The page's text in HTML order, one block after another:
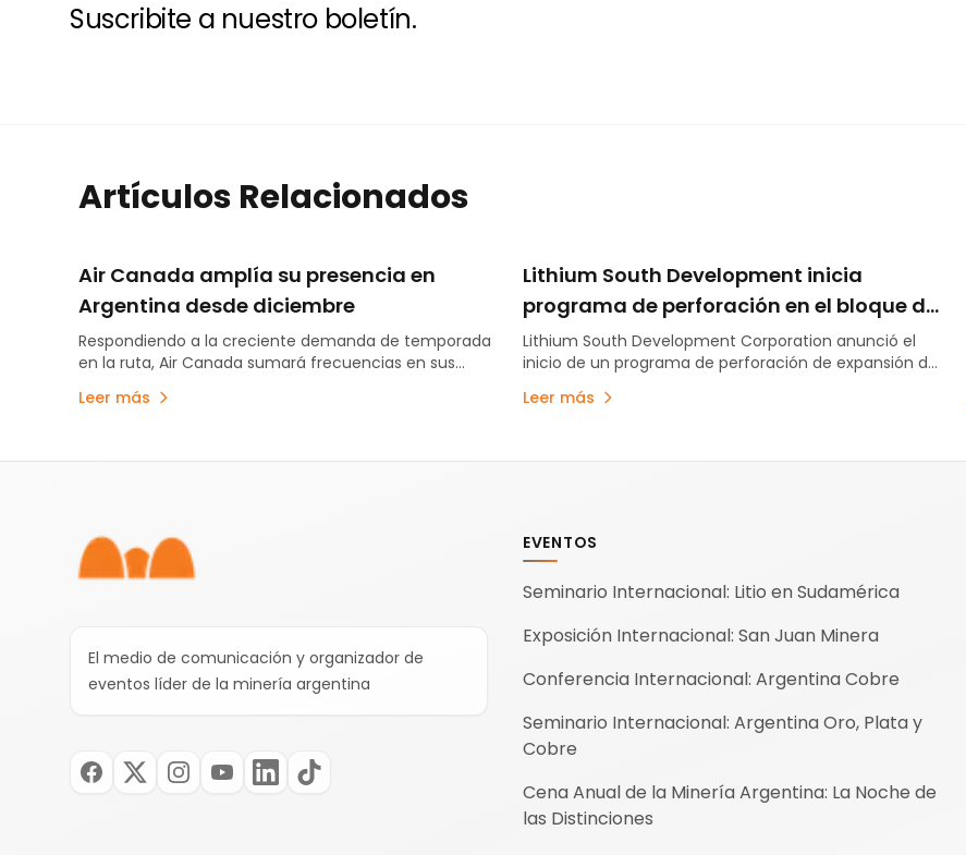
Suscribite a nuestro boletín.
Artículos Relacionados
Air Canada amplía su presencia en
Argentina desde diciembre
Respondiendo a la creciente demanda de temporada
en la ruta, Air Canada sumará frecuencias en sus
vuelos desde y hacia Buenos Aires a partir de…
Leer más
Lithium South Development inicia
programa de perforación en el bloque de
propiedades Alba Sabrina
Lithium South Development Corporation anunció el
inicio de un programa de perforación de expansión de
recursos en el Proyecto de Litio Hombre Muerto Norte
(Proyecto…
Leer más
El medio de comunicación y organizador de
eventos líder de la minería argentina
EVENTOS
Seminario Internacional: Litio en Sudamérica
Exposición Internacional: San Juan Minera
Conferencia Internacional: Argentina Cobre
Seminario Internacional: Argentina Oro, Plata y
Cobre
Cena Anual de la Minería Argentina: La Noche de
las Distinciones